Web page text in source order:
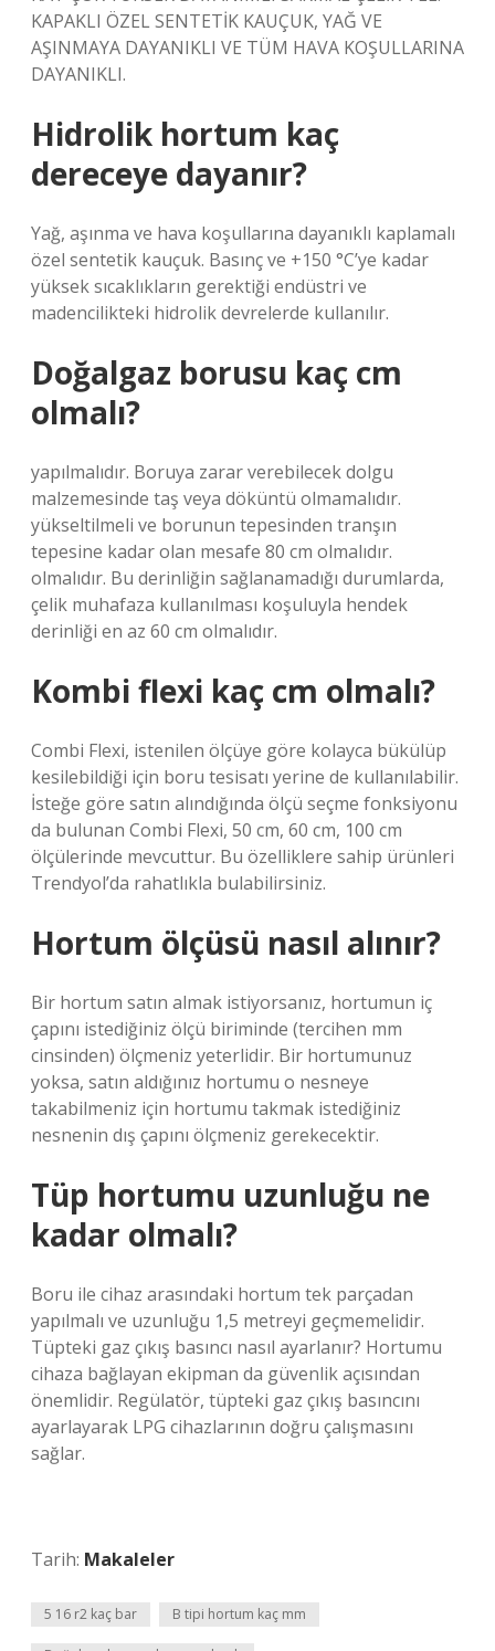
KAPAKLI ÖZEL SENTETİK KAUÇUK, YAĞ VE
AŞINMAYA DAYANIKLI VE TÜM HAVA KOŞULLARINA
DAYANIKLI.
Hidrolik hortum kaç
dereceye dayanır?
Yağ, aşınma ve hava koşullarına dayanıklı kaplamalı
özel sentetik kauçuk. Basınç ve +150 °C’ye kadar
yüksek sıcaklıkların gerektiği endüstri ve
madencilikteki hidrolik devrelerde kullanılır.
Doğalgaz borusu kaç cm
olmalı?
yapılmalıdır. Boruya zarar verebilecek dolgu
malzemesinde taş veya döküntü olmamalıdır.
yükseltilmeli ve borunun tepesinden tranşın
tepesine kadar olan mesafe 80 cm olmalıdır.
olmalıdır. Bu derinliğin sağlanamadığı durumlarda,
çelik muhafaza kullanılması koşuluyla hendek
derinliği en az 60 cm olmalıdır.
Kombi flexi kaç cm olmalı?
Combi Flexi, istenilen ölçüye göre kolayca bükülüp
kesilebildiği için boru tesisatı yerine de kullanılabilir.
İsteğe göre satın alındığında ölçü seçme fonksiyonu
da bulunan Combi Flexi, 50 cm, 60 cm, 100 cm
ölçülerinde mevcuttur. Bu özelliklere sahip ürünleri
Trendyol’da rahatlıkla bulabilirsiniz.
Hortum ölçüsü nasıl alınır?
Bir hortum satın almak istiyorsanız, hortumun iç
çapını istediğiniz ölçü biriminde (tercihen mm
cinsinden) ölçmeniz yeterlidir. Bir hortumunuz
yoksa, satın aldığınız hortumu o nesneye
takabilmeniz için hortumu takmak istediğiniz
nesnenin dış çapını ölçmeniz gerekecektir.
Tüp hortumu uzunluğu ne
kadar olmalı?
Boru ile cihaz arasındaki hortum tek parçadan
yapılmalı ve uzunluğu 1,5 metreyi geçmemelidir.
Tüpteki gaz çıkış basıncı nasıl ayarlanır? Hortumu
cihaza bağlayan ekipman da güvenlik açısından
önemlidir. Regülatör, tüpteki gaz çıkış basıncını
ayarlayarak LPG cihazlarının doğru çalışmasını
sağlar.
Tarih: Makaleler
5 16 r2 kaç bar B tipi hortum kaç mm